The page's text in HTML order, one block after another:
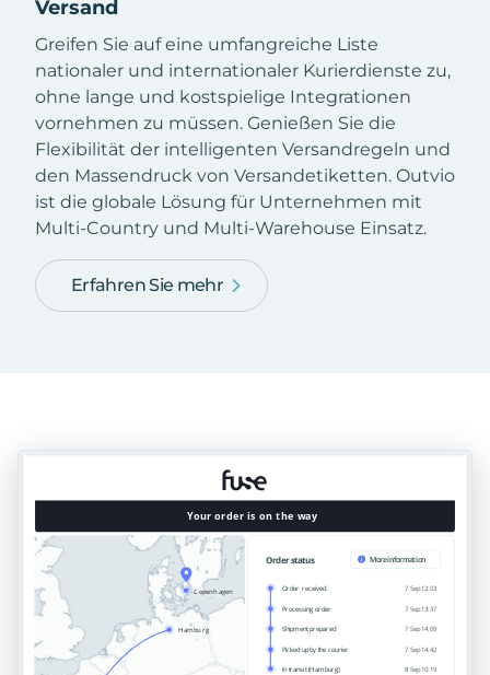
Versand
Greifen Sie auf eine umfangreiche Liste
nationaler und internationaler Kurierdienste zu,
ohne lange und kostspielige Integrationen
vornehmen zu müssen. Genießen Sie die
Flexibilität der intelligenten Versandregeln und
den Massendruck von Versandetiketten. Outvio
ist die globale Lösung für Unternehmen mit
Multi-Country und Multi-Warehouse Einsatz.
Erfahren Sie mehr